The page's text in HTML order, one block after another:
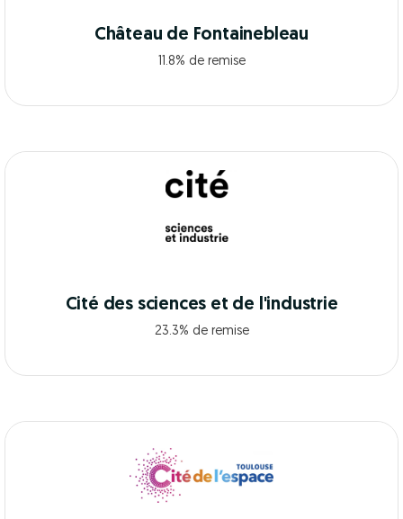
Château de Fontainebleau
11.8% de remise
Cité des sciences et de l'industrie
23.3% de remise